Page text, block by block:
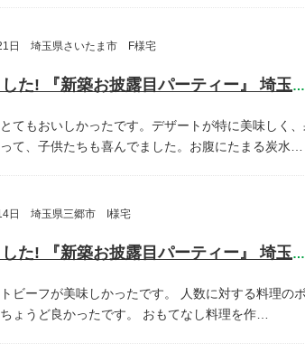
日 埼玉県さいたま市 F様宅
開催しました! 『新築お披露目パーティー』 埼玉県さいたま市 F様宅
てもおいしかったです。デザートが特に美味しく
て、子供たちも喜んでました。お腹にたまる炭水…
日 埼玉県三郷市 I様宅
開催しました! 『新築お披露目パーティー』 埼玉県三郷市 I様宅
ビーフが美味しかったです。
人数に対する料理のボ
ょうど良かったです。
おもてなし料理を作…